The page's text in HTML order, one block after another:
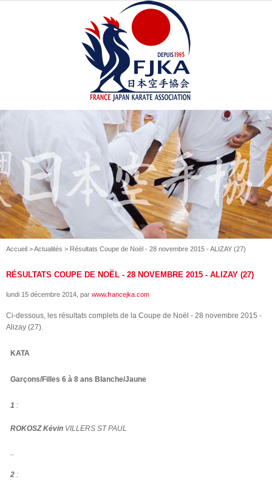
Accueil >Actualités > Résultats Coupe de Noël - 28 novembre 2015 - ALIZAY (27)
RÉSULTATS COUPE DE NOËL - 28 NOVEMBRE 2015 - ALIZAY (27)
lundi 15 décembre 2014 , par www.francejka.com
Ci-dessous, les résultats complets de la Coupe de Noël - 28 novembre 2015 -
Alizay (27).
KATA
Garçons/Filles 6 à 8 ans Blanche/Jaune
1 :
ROKOSZ Kévin VILLERS ST PAUL
2 :